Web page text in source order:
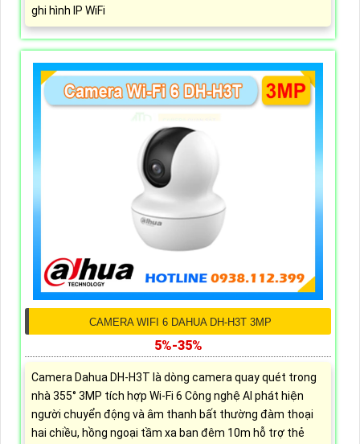
ghi hình IP WiFi
CAMERA WIFI 6 DAHUA DH-H3T 3MP
5%-35%
Camera Dahua DH-H3T là dòng camera quay quét trong
nhà 355° 3MP tích hợp Wi-Fi 6 Công nghệ AI phát hiện
người chuyển động và âm thanh bất thường đàm thoại
hai chiều, hồng ngoại tầm xa ban đêm 10m hỗ trợ thẻ